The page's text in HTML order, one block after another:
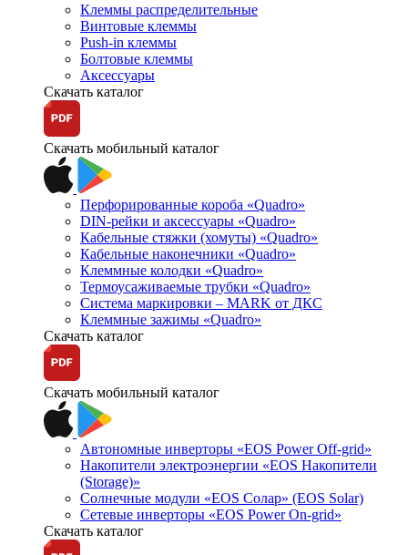
Клеммы распределительные
Винтовые клеммы
Push-in клеммы
Болтовые клеммы
Аксессуары
Скачать каталог
Скачать мобильный каталог
Перфорированные короба «Quadro»
DIN-рейки и аксессуары «Quadro»
Кабельные стяжки (хомуты) «Quadro»
Кабельные наконечники «Quadro»
Клеммные колодки «Quadro»
Термоусаживаемые трубки «Quadro»
Система маркировки – MARK от ДКС
Клеммные зажимы «Quadro»
Скачать каталог
Скачать мобильный каталог
Автономные инверторы «EOS Power Off-grid»
Накопители электроэнергии «EOS Накопители
(Storage)»
Солнечные модули «EOS Солар» (EOS Solar)
Сетевые инверторы «EOS Power On-grid»
Скачать каталог